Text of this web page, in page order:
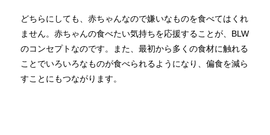
どちらにしても、赤ちゃんなので嫌いなものを食べてはくれ
ません。赤ちゃんの食べたい気持ちを応援することが、BLW
のコンセプトなのです。また、最初から多くの食材に触れる
ことでいろいろなものが食べられるようになり、偏食を減ら
すことにもつながります。